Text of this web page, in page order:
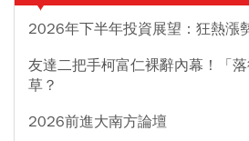
2026年下半年投資展望：狂熱漲
友達二把手柯富仁裸辭內幕！「
草？
2026前進大南方論壇